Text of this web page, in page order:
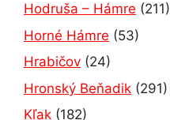
Hodruša – Hámre (211)
Horné Hámre (53)
Hrabičov (24)
Hronský Beňadik (291)
Kľak (182)